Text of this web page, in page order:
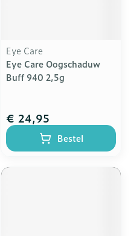
Eye Care
Eye Care Oogschaduw
Buff 940 2,5g
€ 24,95
Bestel